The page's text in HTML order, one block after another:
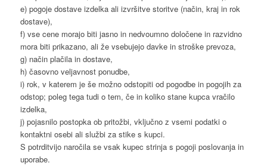
e) pogoje dostave izdelka ali izvršitve storitve (način, kraj in rok
dostave),
f) vse cene morajo biti jasno in nedvoumno določene in razvidno
mora biti prikazano, ali že vsebujejo davke in stroške prevoza,
g) način plačila in dostave,
h) časovno veljavnost ponudbe,
i) rok, v katerem je še možno odstopiti od pogodbe in pogojih za
odstop; poleg tega tudi o tem, če in koliko stane kupca vračilo
izdelka,
j) pojasnilo postopka ob pritožbi, vključno z vsemi podatki o
kontaktni osebi ali službi za stike s kupci.
S potrditvijo naročila se vsak kupec strinja s pogoji poslovanja in
uporabe.